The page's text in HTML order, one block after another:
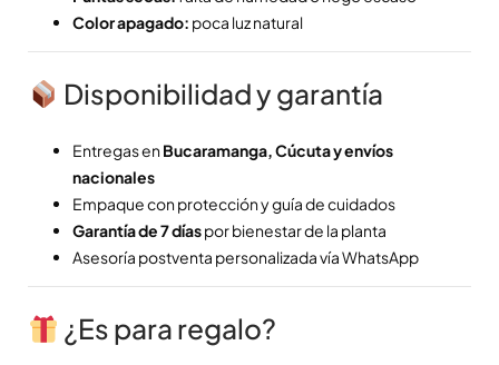
Color apagado: poca luz natural
Disponibilidad y garantía
Entregas en Bucaramanga, Cúcuta y envíos
nacionales
Empaque con protección y guía de cuidados
Garantía de 7 díaspor bienestar de la planta
Asesoría postventa personalizada vía WhatsApp
¿Es para regalo?